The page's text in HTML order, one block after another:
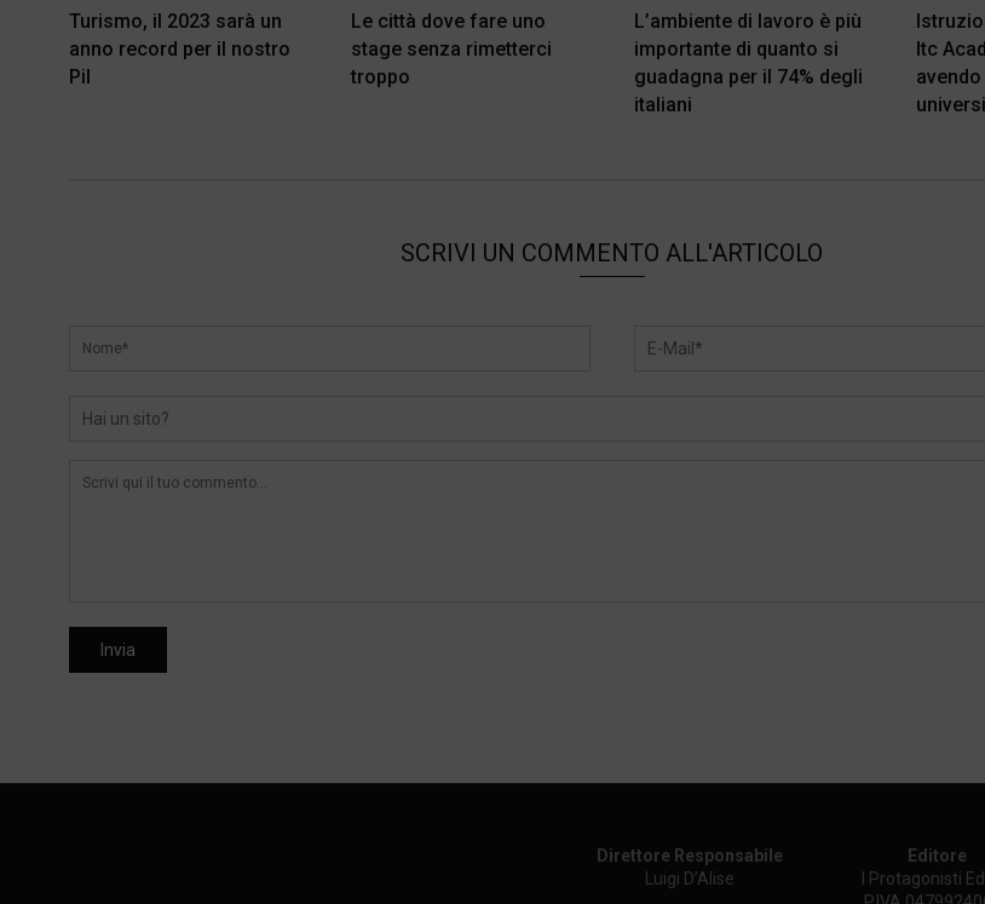
Turismo, il 2023 sarà un
anno record per il nostro
Pil
Le città dove fare uno
stage senza rimetterci
troppo
L’ambiente di lavoro è più
importante di quanto si
guadagna per il 74% degli
italiani
Itc
SCRIVI UN COMMENTO ALL'ARTICOLO
Direttore Responsabile
Luigi D’Alise
Editore
I Protagonisti